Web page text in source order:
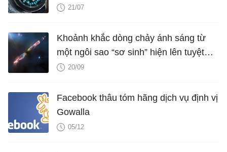
21/07
Khoảnh khắc dòng chảy ánh sáng từ
một ngôi sao “sơ sinh” hiện lên tuyệt
đẹp trong con mắt của kính thiên văn
20/09
Facebook thâu tóm hãng dịch vụ định vị
Gowalla
05/12